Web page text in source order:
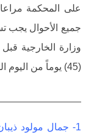
على المحكمة
جميع الأحوال يجب
(45) يوماً من اليوم المعين للمرافعة(7).
1- جمال مولود